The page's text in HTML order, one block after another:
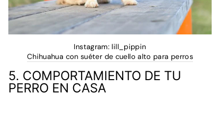
Instagram: lill_pippin
Chihuahua con suéter de cuello alto para perros
5. COMPORTAMIENTO DE TU
PERRO EN CASA